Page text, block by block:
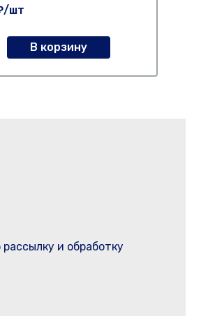
шт
В корзину
и обработку